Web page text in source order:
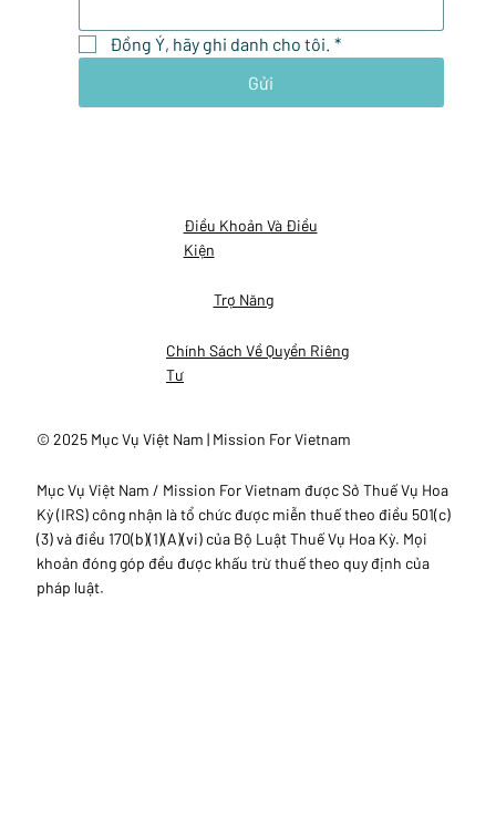
Điều Khoản Và Điều
Kiện
Trợ Năng
Chính Sách Về Quyền Riêng
Tư
© 2025 Mục Vụ Việt Nam | Mission For Vietnam
Mục Vụ Việt Nam / Mission For Vietnam được Sở Thuế Vụ Hoa
Kỳ (IRS) công nhận là tổ chức được miễn thuế theo điều 501(c)
(3) và điều 170(b)(1)(A)(vi) của Bộ Luật Thuế Vụ Hoa Kỳ. Mọi
khoản đóng góp đều được khấu trừ thuế theo quy định của
pháp luật.
Đồng Ý, hãy ghi danh cho tôi. *
Gửi